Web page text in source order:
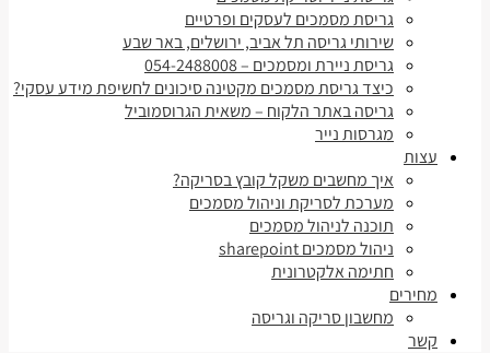
גריסת מסמכים לעסקים ופרטיים
שירותי גריסה תל אביב, ירושלים, באר שבע
גריסת ניירת ומסמכים – 054-2488008
כיצד גריסת מסמכים מקטינה סיכונים לחשיפת מידע עסקי?
גריסה באתר הלקוח – משאית הגרוסמוביל
מגרסות נייר
עצות
איך מחשבים משקל קובץ בסריקה?
מערכת לסריקת וניהול מסמכים
תוכנה לניהול מסמכים
ניהול מסמכים sharepoint
חתימה אלקטרונית
מחירים
מחשבון סריקה וגריסה
קשר